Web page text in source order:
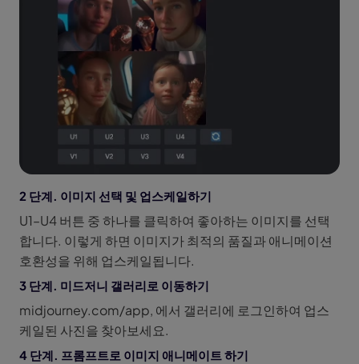
2 단계. 이미지 선택 및 업스케일하기
U1–U4 버튼 중 하나를 클릭하여 좋아하는 이미지를 선택
합니다. 이렇게 하면 이미지가 최적의 품질과 애니메이션
호환성을 위해 업스케일됩니다.
3 단계. 미드저니 갤러리로 이동하기
midjourney.com/app, 에서 갤러리에 로그인하여 업스
케일된 사진을 찾아보세요.
4 단계. 프롬프트로 이미지 애니메이트 하기